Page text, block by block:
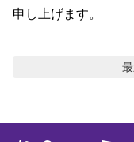
申し上げます。